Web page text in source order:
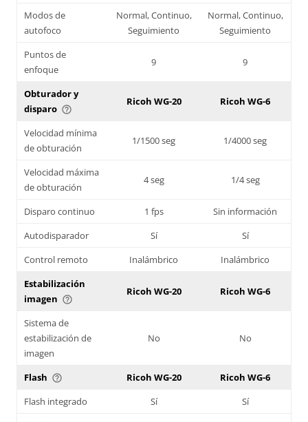
Modos de
autofoco
Normal, Continuo,
Seguimiento
Normal, Continuo,
Seguimiento
Puntos de
enfoque
9 9
Obturador y
disparo help_outline
Ricoh WG-20 Ricoh WG-6
Velocidad mínima
de obturación
1/1500 seg 1/4000 seg
Velocidad máxima
de obturación
4 seg 1/4 seg
Disparo continuo 1 fps
Sin información
Autodisparador
Sí
Sí
Control remoto
Inalámbrico
Inalámbrico
Estabilización
imagen help_outline
Ricoh WG-20 Ricoh WG-6
Sistema de
estabilización de
imagen
No No
Flash help_outline Ricoh WG-20
Ricoh WG-6
Flash integrado
Sí
Sí